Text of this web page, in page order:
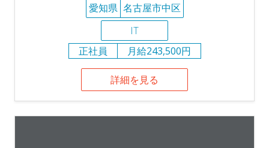
愛知県 名古屋市中区
IT
正社員
月給243,500円
詳細を見る